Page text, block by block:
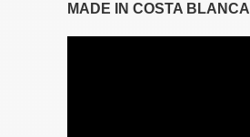
MADE IN COSTA BLANCA